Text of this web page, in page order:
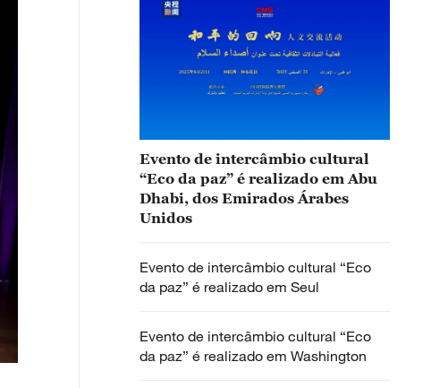
Evento de intercâmbio cultural
“Eco da paz” é realizado em Abu
Dhabi, dos Emirados Árabes
Unidos
Evento de intercâmbio cultural “Eco
da paz” é realizado em Seul
Evento de intercâmbio cultural “Eco
da paz” é realizado em Washington